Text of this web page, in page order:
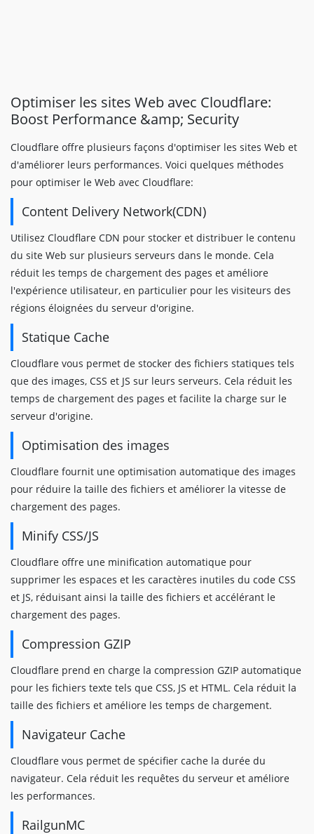
Optimiser les sites Web avec Cloudflare:
Boost Performance &amp; Security
Cloudflare offre plusieurs façons d'optimiser les sites Web et
d'améliorer leurs performances. Voici quelques méthodes
pour optimiser le Web avec Cloudflare:
Content Delivery Network(CDN)
Utilisez Cloudflare CDN pour stocker et distribuer le contenu
du site Web sur plusieurs serveurs dans le monde. Cela
réduit les temps de chargement des pages et améliore
l'expérience utilisateur, en particulier pour les visiteurs des
régions éloignées du serveur d'origine.
Statique Cache
Cloudflare vous permet de stocker des fichiers statiques tels
que des images, CSS et JS sur leurs serveurs. Cela réduit les
temps de chargement des pages et facilite la charge sur le
serveur d'origine.
Optimisation des images
Cloudflare fournit une optimisation automatique des images
pour réduire la taille des fichiers et améliorer la vitesse de
chargement des pages.
Minify CSS/JS
Cloudflare offre une minification automatique pour
supprimer les espaces et les caractères inutiles du code CSS
et JS, réduisant ainsi la taille des fichiers et accélérant le
chargement des pages.
Compression GZIP
Cloudflare prend en charge la compression GZIP automatique
pour les fichiers texte tels que CSS, JS et HTML. Cela réduit la
taille des fichiers et améliore les temps de chargement.
Navigateur Cache
Cloudflare vous permet de spécifier cache la durée du
navigateur. Cela réduit les requêtes du serveur et améliore
les performances.
RailgunMC